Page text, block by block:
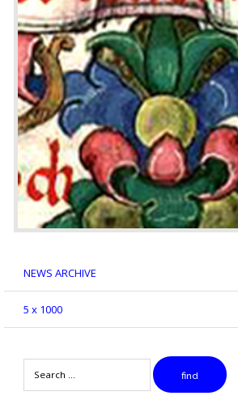
NEWS ARCHIVE
5 x 1000
find